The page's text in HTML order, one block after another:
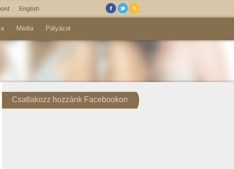
English
Média Pályázat
Csatlakozz hozzánk Facebookon